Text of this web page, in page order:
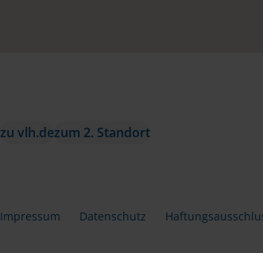
zu vlh.dezum 2. Standort
Impressum Datenschutz